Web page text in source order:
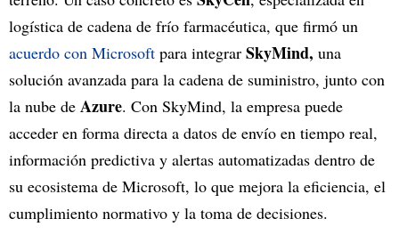
logística de cadena de frío farmacéutica, que firmó un
acuerdo con Microsoft para integrar SkyMind, una
solución avanzada para la cadena de suministro, junto con
la nube de Azure. Con SkyMind, la empresa puede
acceder en forma directa a datos de envío en tiempo real,
información predictiva y alertas automatizadas dentro de
su ecosistema de Microsoft, lo que mejora la eficiencia, el
cumplimiento normativo y la toma de decisiones.